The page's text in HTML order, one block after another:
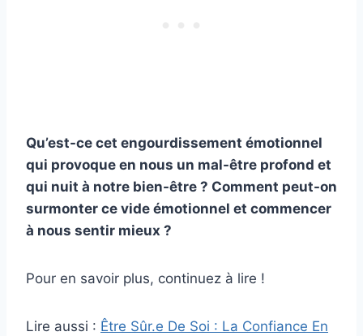
Qu’est-ce cet engourdissement émotionnel
qui provoque en nous un mal-être profond et
qui nuit à notre bien-être ? Comment peut-on
surmonter ce vide émotionnel et commencer
à nous sentir mieux ?
Pour en savoir plus, continuez à lire !
Lire aussi : Être Sûr.e De Soi : La Confiance En